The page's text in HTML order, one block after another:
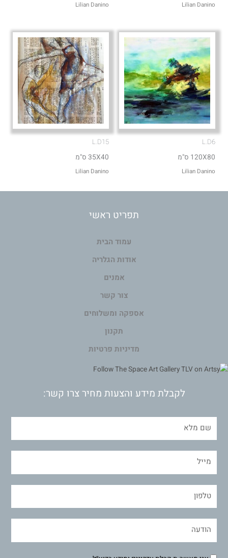
Lilian Danino
Lilian Danino
L.D6
120X80 ס"מ
Lilian Danino
L.D15
35X40 ס"מ
Lilian Danino
תפריט ראשי
עמוד הבית
אודות הגלריה
אמנים
צור קשר
אספקה ומשלוחים
תקנון
מדיניות פרטיות
לקבלת מידע והצעות מחיר צרו קשר: